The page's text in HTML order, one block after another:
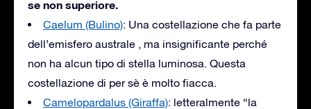
se non superiore.
Caelum (Bulino): Una costellazione che fa parte
dell’emisfero australe , ma insignificante perché
non ha alcun tipo di stella luminosa. Questa
costellazione di per sè è molto fiacca.
Camelopardalus (Giraffa): letteralmente “la